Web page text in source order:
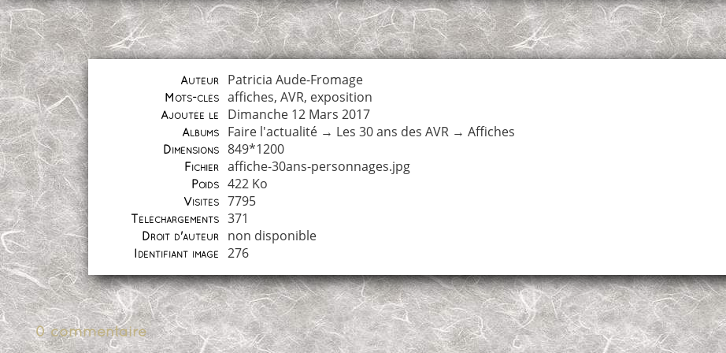
Auteur Patricia Aude-Fromage
Mots-clés affiches, AVR, exposition
Ajoutée le Dimanche 12 Mars 2017
Albums Faire l'actualité → Les 30 ans des AVR → Affiches
Dimensions 849*1200
Fichier affiche-30ans-personnages.jpg
Poids 422 Ko
Visites 7795
Téléchargements 371
Droit d'auteur non disponible
Identifiant image 276
0 commentaire